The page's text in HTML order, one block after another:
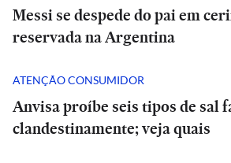
Messi se despede do pai em
reservada na Argentina
ATENÇÃO CONSUMIDOR
Anvisa proíbe seis tipos de sal
clandestinamente; veja quais